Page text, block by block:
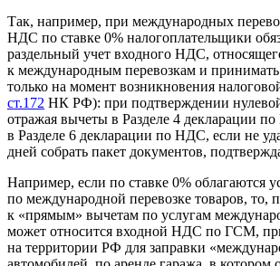
Так, например, при международных
НДС по ставке 0% налогоплательщики
раздельный учет входного НДС,
к международным перевозкам и
только на момент возникновения
ст.172 НК РФ): при подтверждении
отражая вычеты в Разделе 4 декларации
в Разделе 6 декларации по НДС, если не
дней собрать пакет документов,
Например, если по ставке 0% облагаются
по международной перевозке товаров,
к «прямым» вычетам по услугам
может относится входной НДС по ГСМ,
на территории РФ для заправки